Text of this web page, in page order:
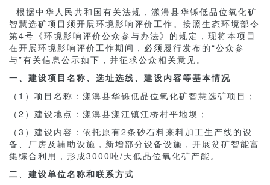
根据中华人民共和国有关法规，漾濞县华铄低品位氧化矿
智慧选矿项目须开展环境影响评价工作。按照生态环境部令
第4号《环境影响评价公众参与办法》的规定，现将本项目
在开展环境影响评价工作期间，必须履行发布的“公众参
与”有关信息公示如下，并征求公众相关意见。
一、建设项目名称、选址选线、建设内容等基本情况
（1）项目名称：漾濞县华铄低品位氧化矿智慧选矿项目；
（2）建设地点：漾濞县漾江镇江桥村平地坝；
（3）建设内容：依托原有2条砂石料来料加工生产线的设
备、厂房及辅助设施，新增部分设备设施，开展贫矿智能富
集综合利用，形成3000吨/天低品位氧化矿产能。
二、 建设单位名称和联系方式